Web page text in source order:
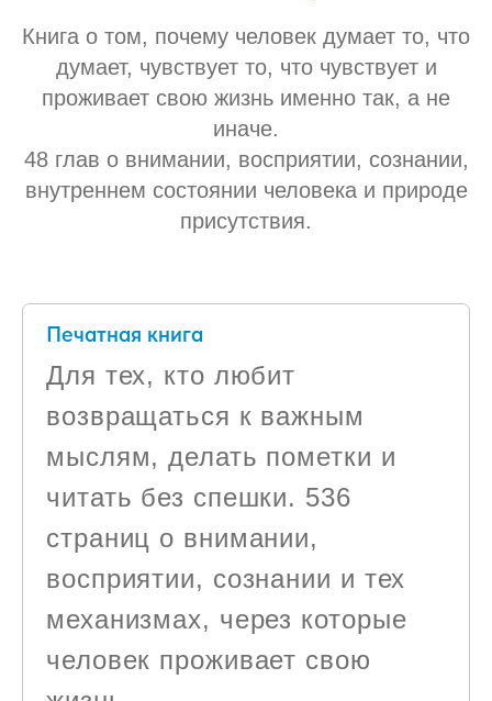
Книга о том, почему человек думает то, что
думает, чувствует то, что чувствует и
проживает свою жизнь именно так, а не
иначе.
48 глав о внимании, восприятии, сознании,
внутреннем состоянии человека и природе
присутствия.
Печатная книга
Для тех, кто любит
возвращаться к важным
мыслям, делать пометки и
читать без спешки. 536
страниц о внимании,
восприятии, сознании и тех
механизмах, через которые
человек проживает свою